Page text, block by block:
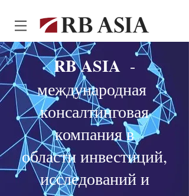
RB ASIA -
международная
консалтинговая
компания в
области инвестиций,
исследований и